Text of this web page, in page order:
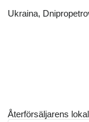
Ukraina,
Återförsäljarens